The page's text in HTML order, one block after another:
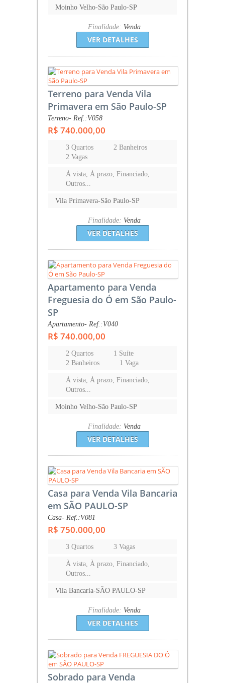
Moinho Velho-São Paulo-SP
Finalidade: Venda
VER DETALHES
Terreno para Venda Vila
Primavera em São Paulo-SP
Terreno- Ref.:V058
R$ 740.000,00
3 Quartos
2 Banheiros
2 Vagas
À vista, À prazo, Financiado,
Outros...
Vila Primavera-São Paulo-SP
Finalidade: Venda
VER DETALHES
Apartamento para Venda
Freguesia do Ó em São Paulo-
SP
Apartamento- Ref.:V040
R$ 740.000,00
2 Quartos
1 Suíte
2 Banheiros
1 Vaga
À vista, À prazo, Financiado,
Outros...
Moinho Velho-São Paulo-SP
Finalidade: Venda
VER DETALHES
Casa para Venda Vila Bancaria
em SÃO PAULO-SP
Casa- Ref.:V081
R$ 750.000,00
3 Quartos 3 Vagas
À vista, À prazo, Financiado,
Outros...
Vila Bancaria-SÃO PAULO-SP
Finalidade: Venda
VER DETALHES
Sobrado para Venda